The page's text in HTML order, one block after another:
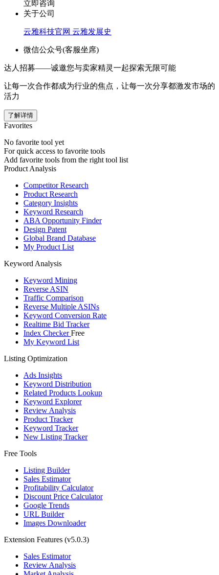
立即咨询
关于公司
云雅科技官网 云雅发展史
微信公众号(客服坐席)
达人招募——诚邀您与卖家精灵一起探索无限可能
让每一次合作都成为行业的焦点，让每一次分享都激发市场的
活力
了解详情
Favorites
No favorite tool yet
For quick access to favorite tools
Add favorite tools from the right tool list
Product Analysis
Competitor Research
Product Research
Category Insights
Keyword Research
ABA Opportunity Finder
Design Patent
Global Brand Database
My Product List
Keyword Analysis
Keyword Mining
Reverse ASIN
Traffic Comparison
Reverse Multiple ASINs
Keyword Conversion Rate
Realtime Bid Tracker
Index CheckerFree
My Keyword List
Listing Optimization
Ads Insights
Keyword Distribution
Related Products Lookup
Keyword Explorer
Review Analysis
Product Tracker
Keyword Tracker
New Listing Tracker
Free Tools
Listing Builder
Sales Estimator
Profitability Calculator
Discount Price Calculator
Google Trends
URL Builder
Images Downloader
Extension Features (v5.0.3)
Sales Estimator
Review Analysis